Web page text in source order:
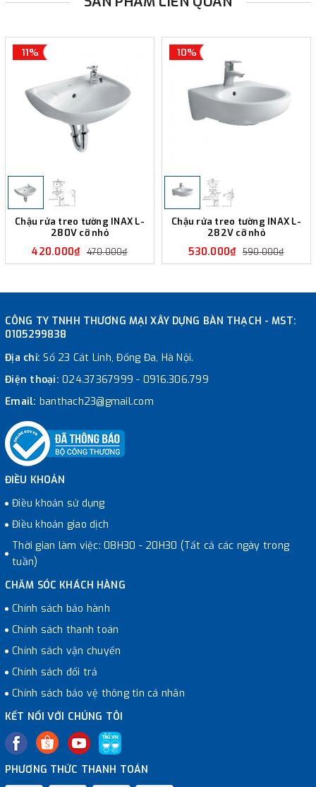
11%
Chậu rửa treo tường INAX L-
280V cỡ nhỏ
420.000₫ 470.000₫
10%
Chậu rửa treo tường INAX L-
282V cỡ nhỏ
530.000₫ 590.000₫
CÔNG TY TNHH THƯƠNG MẠI XÂY DỰNG BÀN THẠCH - MST:
0105299838
Địa chỉ:Số 23 Cát Linh, Đống Đa, Hà Nội.
Điện thoại: 024.37367999 - 0916.306.799
Email: banthach23@gmail.com
ĐIỀU KHOẢN
Điều khoản sử dụng
Điều khoản giao dịch
Thời gian làm việc: 08H30 - 20H30 (Tất cả các ngày trong
tuần)
CHĂM SÓC KHÁCH HÀNG
Chính sách bảo hành
Chính sách thanh toán
Chính sách vận chuyển
Chính sách đổi trả
Chính sách bảo vệ thông tin cá nhân
KẾT NỐI VỚI CHÚNG TÔI
PHƯƠNG THỨC THANH TOÁN